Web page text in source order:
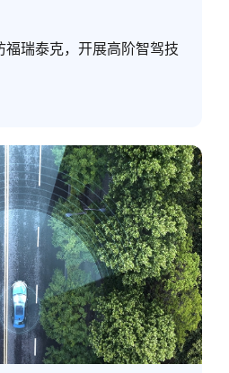
福瑞泰克，开展高阶智驾技